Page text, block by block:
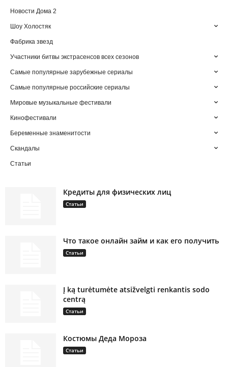
Новости Дома 2
Шоу Холостяк
Фабрика звезд
Участники битвы экстрасенсов всех сезонов
Самые популярные зарубежные сериалы
Самые популярные российские сериалы
Мировые музыкальные фестивали
Кинофестивали
Беременные знаменитости
Скандалы
Статьи
Кредиты для физических лиц
Статьи
Что такое онлайн займ и как его получить
Статьи
Į ką turėtumėte atsižvelgti renkantis sodo
centrą
Статьи
Костюмы Деда Мороза
Статьи